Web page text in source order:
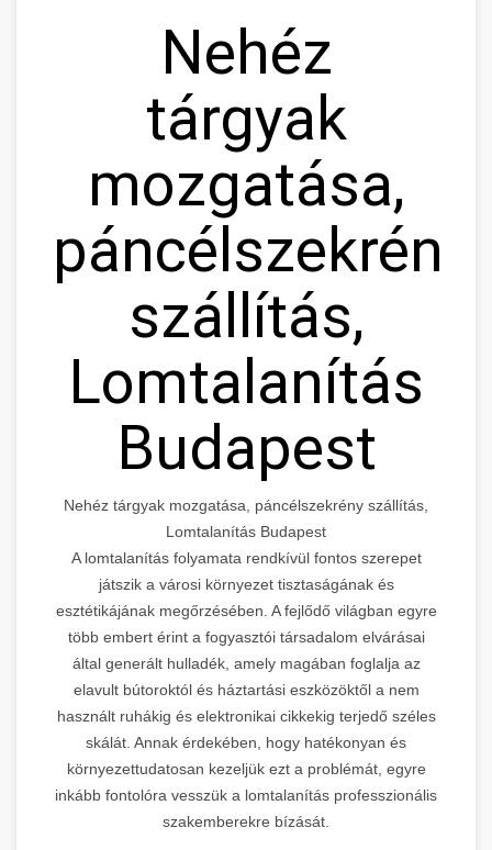
Nehéz
tárgyak
mozgatása,
páncélszekrény
szállítás,
Lomtalanítás
Budapest
Nehéz tárgyak mozgatása, páncélszekrény szállítás,
Lomtalanítás Budapest
A lomtalanítás folyamata rendkívül fontos szerepet
játszik a városi környezet tisztaságának és
esztétikájának megőrzésében. A fejlődő világban egyre
több embert érint a fogyasztói társadalom elvárásai
által generált hulladék, amely magában foglalja az
elavult bútoroktól és háztartási eszközöktől a nem
használt ruhákig és elektronikai cikkekig terjedő széles
skálát. Annak érdekében, hogy hatékonyan és
környezettudatosan kezeljük ezt a problémát, egyre
inkább fontolóra vesszük a lomtalanítás professzionális
szakemberekre bízását.